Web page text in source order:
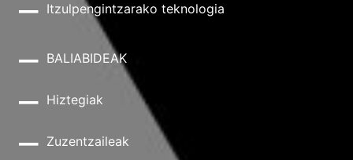
Itzulpengintzarako teknologia
BALIABIDEAK
Hiztegiak
Zuzentzaileak